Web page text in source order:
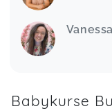
BabyBoogie 7 bis 36
Wie immer
Babykurse